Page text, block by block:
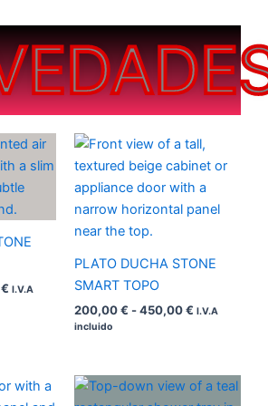
€
Rango
precios:
desde
200,00 €
hasta
I.V.A
PLATO DUCHA STONE
SMART TOPO
200,00€ -450,00€
Rango
de
precios:
desde
200,00 €
hasta
I.V.A
incluido
Rango
Rango